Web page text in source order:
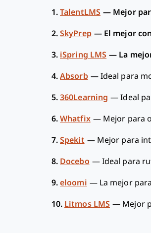
1. TalentLMS — Mejor
2. SkyPrep — El mejor
3. iSpring LMS — La
4. Absorb — Ideal para
5. 360Learning —Ideal
6. Whatfix — Mejor para
7. Spekit — Mejor para
8. Docebo — Ideal para
9. eloomi — La mejor
10. Litmos LMS — Mejor